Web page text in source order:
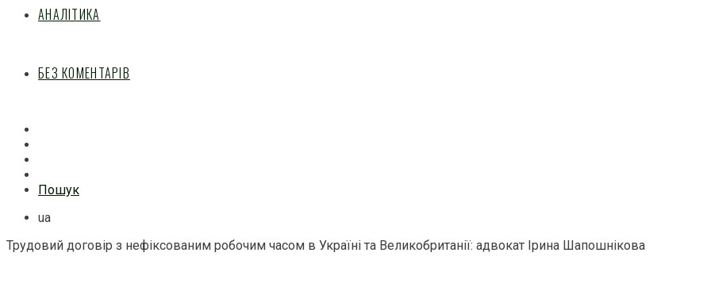
АНАЛІТИКА
БЕЗ КОМЕНТАРІВ
Пошук
ua
Трудовий договір з нефіксованим робочим часом в Україні та Великобританії: адвокат Ірина Шапошнікова